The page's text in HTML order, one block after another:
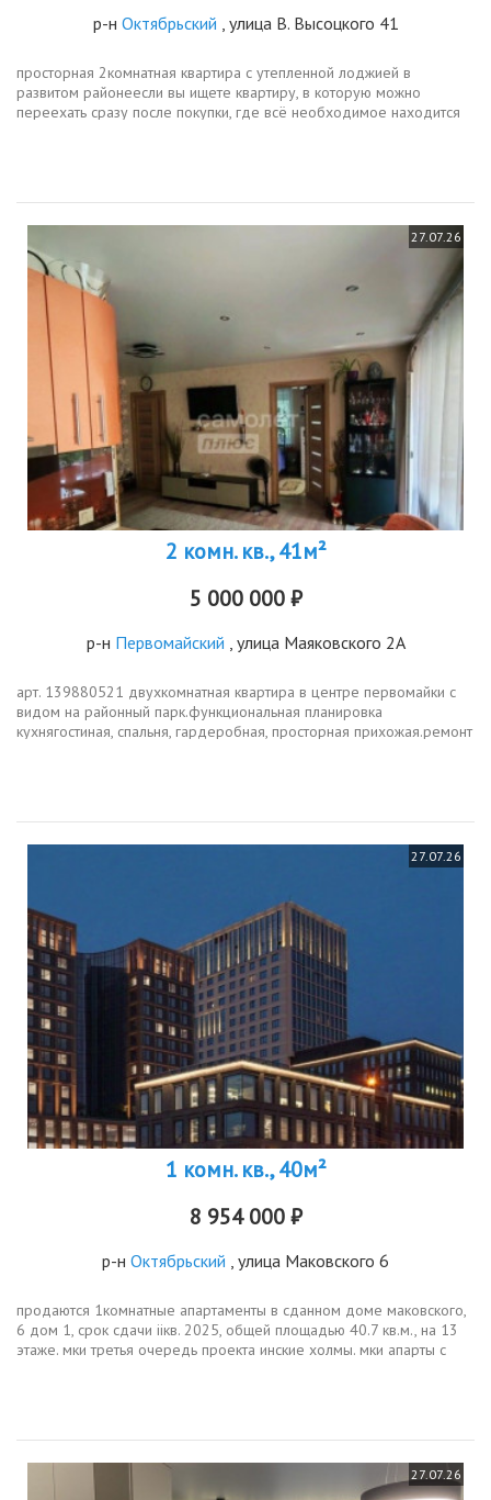
р-н Октябрьский , улица В. Высоцкого 41
просторная 2комнатная квартира с утепленной лоджией в
развитом районеесли вы ищете квартиру, в которую можно
переехать сразу после покупки, где всё необходимое находится
27.07.26
2 комн. кв., 41м²
5 000 000 ₽
р-н Первомайский , улица Маяковского 2А
арт. 139880521 двухкомнатная квартира в центре первомайки с
видом на районный парк.функциональная планировка
кухнягостиная, спальня, гардеробная, просторная прихожая.ремонт
27.07.26
1 комн. кв., 40м²
8 954 000 ₽
р-н Октябрьский , улица Маковского 6
продаются 1комнатные апартаменты в сданном доме маковского,
6 дом 1, срок сдачи iiкв. 2025, общей площадью 40.7 кв.м., на 13
этаже. мки третья очередь проекта инские холмы. мки апарты с
27.07.26